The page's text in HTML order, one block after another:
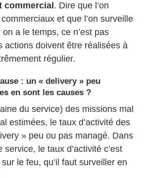
commercial . Dire que l’on
et que l’on surveille
on a le temps, ce n’est pas
actions doivent être réalisées à
régulier.
: un « delivery » peu
en sont les causes ?
du service) des missions mal
estimées, le taux d’activité des
» peu ou pas managé. Dans
service, le taux d’activité c’est
le feu, qu’il faut surveiller en